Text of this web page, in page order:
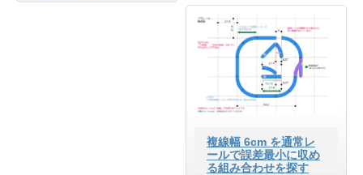
複線幅 6cm を通常レ
ールで誤差最小に収め
る組み合わせを探す